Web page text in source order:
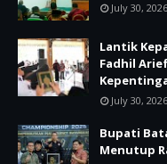
July 30, 2026
Lantik
Fadhil
July 30, 2026
Bupati
Menutup